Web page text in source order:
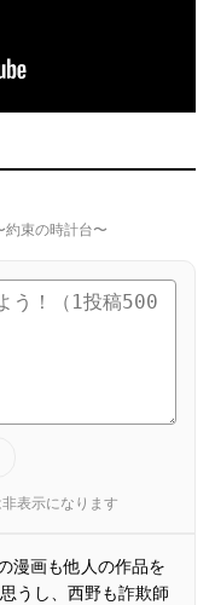
束の時計台〜
表示になります
漫画も他人の作品を
うし、西野も詐欺師